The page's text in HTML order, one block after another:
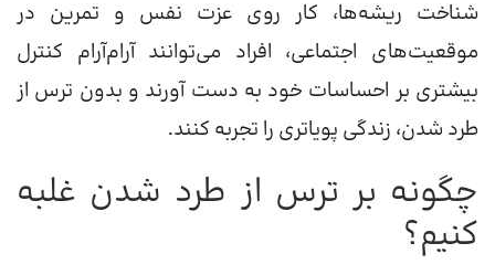
شناخت ریشه‌ها، کار روی عزت نفس و تمرین در
موقعیت‌های اجتماعی، افراد می‌توانند آرام‌آرام کنترل
بیشتری بر احساسات خود به دست آورند و بدون ترس از
طرد شدن، زندگی پویاتری را تجربه کنند.
چگونه بر ترس از طرد شدن غلبه
کنیم؟